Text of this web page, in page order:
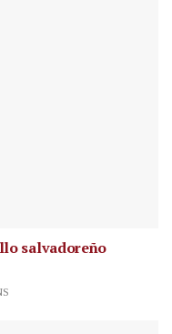
salvadoreño